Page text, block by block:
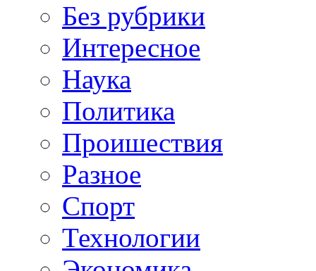
Без рубрики
Интересное
Наука
Политика
Проишествия
Разное
Спорт
Технологии